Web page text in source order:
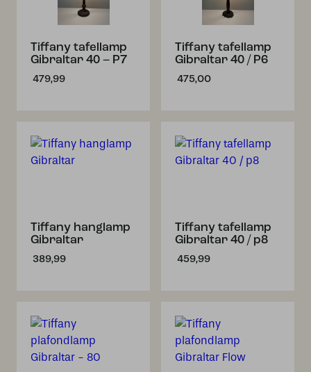
Tiffany tafellamp
Gibraltar 40 – P7
479,99
Tiffany tafellamp
Gibraltar 40 / P6
475,00
Tiffany hanglamp
Gibraltar
389,99
Tiffany tafellamp
Gibraltar 40 / p8
459,99